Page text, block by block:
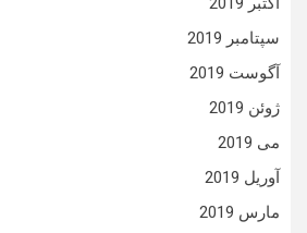
سپتامبر 2019
آگوست 2019
ژوئن 2019
می 2019
آوریل 2019
مارس 2019